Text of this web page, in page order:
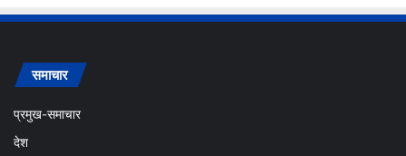
समाचार
प्रमुख-समाचार
देश